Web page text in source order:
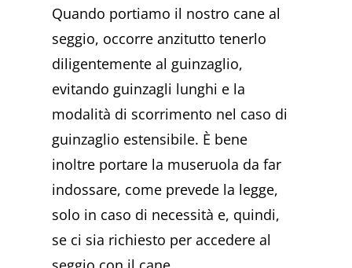
Quando portiamo il nostro cane al
seggio, occorre anzitutto tenerlo
diligentemente al guinzaglio,
evitando guinzagli lunghi e la
modalità di scorrimento nel caso di
guinzaglio estensibile. È bene
inoltre portare la museruola da far
indossare, come prevede la legge,
solo in caso di necessità e, quindi,
se ci sia richiesto per accedere al